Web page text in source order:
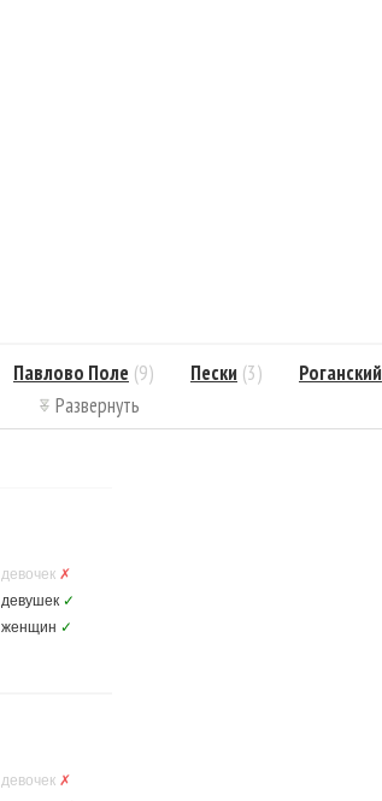
Павлово Поле (9) Пески (3) Роганский
Развернуть
девочек ✗
девушек ✓
женщин ✓
девочек ✗